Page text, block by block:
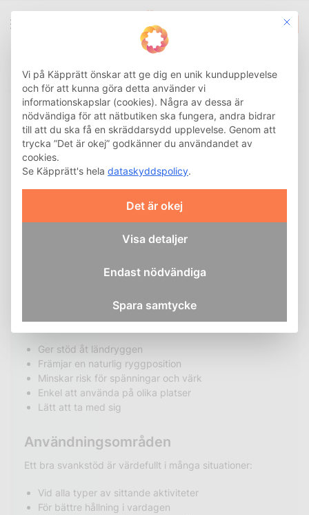
0
Ryggdyna
En ryggdyna är ett
effektivt hjälpmedel för
bättre sittkomfort och
förbättrar din sittställning
förebygga ryggbesvär. Vi
ländryggsstöd och
Fördelar med rätt ryggstöd
Ger stöd åt ländryggen
Främjar en naturlig ryggposition
Minskar risk för spänningar och värk
Enkel att använda på olika platser
Lätt att ta med sig
Användningsområden
Ett bra svankstöd är värdefullt i många situationer:
Vid alla typer av sittande aktiviteter
För bättre hållning i vardagen
This
Vi på Käpprätt önskar att ge dig en unik kundupplevelse
och för att kunna göra detta använder vi
informationskapslar (cookies). Några av dessa är
nödvändiga för att nätbutiken ska fungera, andra bidrar
till att du ska få en skräddarsydd upplevelse. Genom att
trycka ”Det är okej” godkänner du användandet av
cookies.
Se Käpprätt's hela dataskyddspolicy.
Det är okej
Visa detaljer
Endast nödvändiga
Spara samtycke